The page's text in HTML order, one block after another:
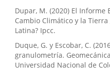
Dupar, M. (2020) El Informe
Cambio Climático y la
Latina? Ipcc.
Duque, G. y Escobar, C.
granulometría.
Universidad Nacional de